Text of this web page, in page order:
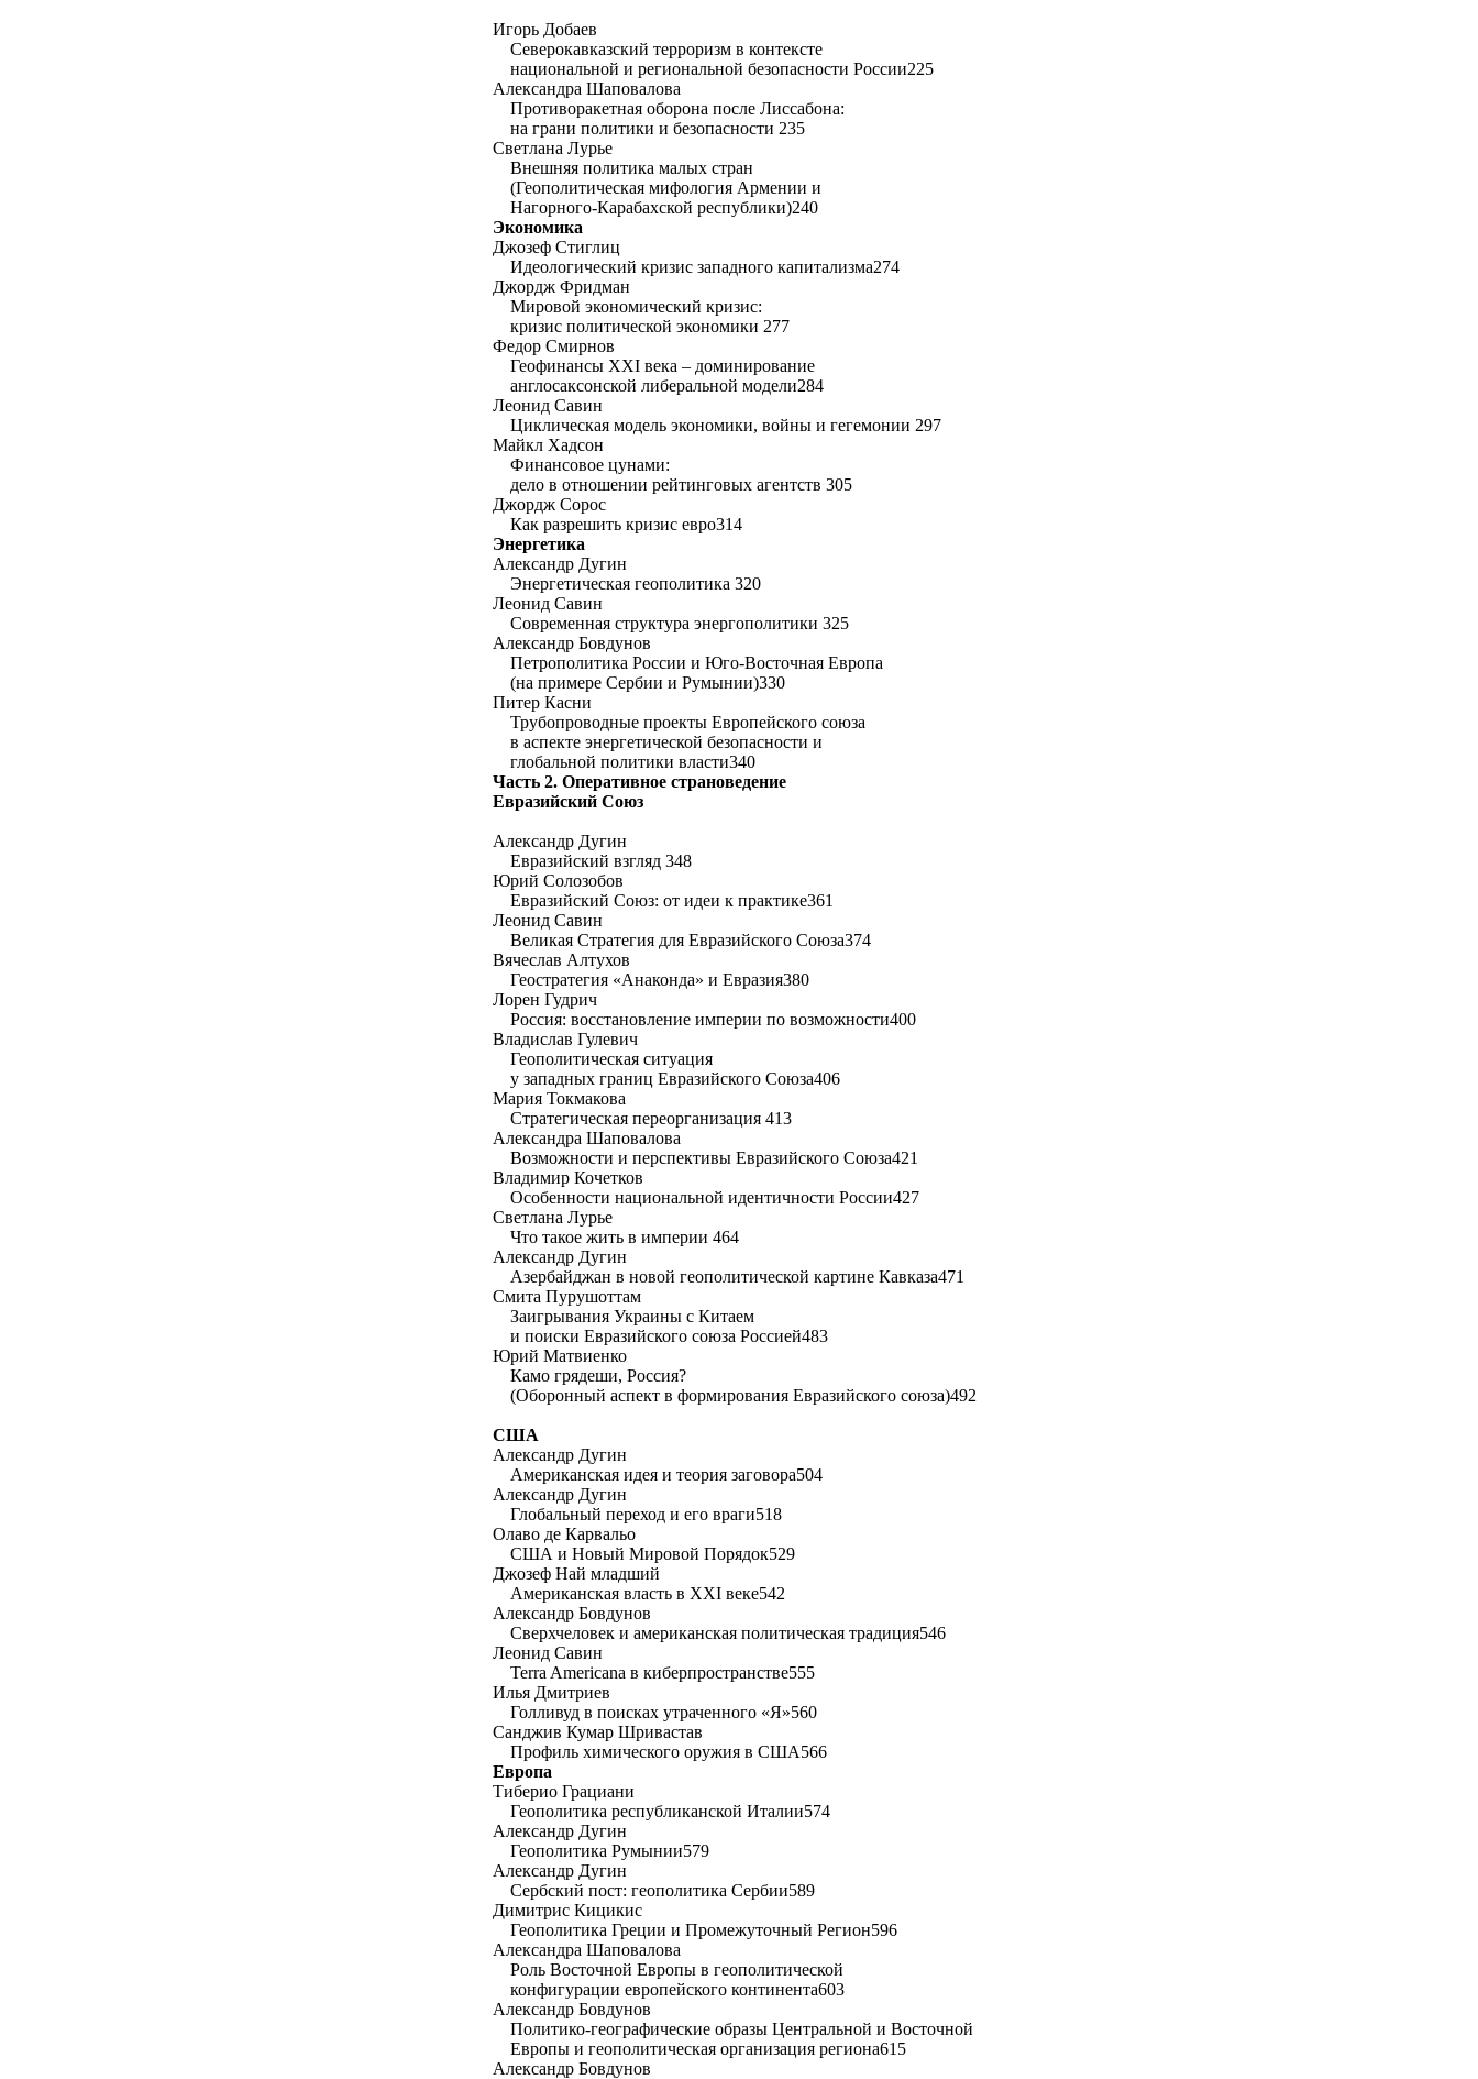
Игорь Добаев
Северокавказский терроризм в контексте
национальной и региональной безопасности России225
Александра Шаповалова
Противоракетная оборона после Лиссабона:
на грани политики и безопасности 235
Светлана Лурье
Внешняя политика малых стран
(Геополитическая мифология Армении и
Нагорного-Карабахской республики)240
Экономика
Джозеф Стиглиц
Идеологический кризис западного капитализма274
Джордж Фридман
Мировой экономический кризис:
кризис политической экономики 277
Федор Смирнов
Геофинансы XXI века – доминирование
англосаксонской либеральной модели284
Леонид Савин
Циклическая модель экономики, войны и гегемонии 297
Майкл Хадсон
Финансовое цунами:
дело в отношении рейтинговых агентств 305
Джордж Сорос
Как разрешить кризис евро314
Энергетика
Александр Дугин
Энергетическая геополитика 320
Леонид Савин
Современная структура энергополитики 325
Александр Бовдунов
Петрополитика России и Юго-Восточная Европа
(на примере Сербии и Румынии)330
Питер Касни
Трубопроводные проекты Европейского союза
в аспекте энергетической безопасности и
глобальной политики власти340
Часть 2. Оперативное страноведение
Евразийский Союз
Александр Дугин
Евразийский взгляд 348
Юрий Солозобов
Евразийский Союз: от идеи к практике361
Леонид Савин
Великая Стратегия для Евразийского Союза374
Вячеслав Алтухов
Геостратегия «Анаконда» и Евразия380
Лорен Гудрич
Россия: восстановление империи по возможности400
Владислав Гулевич
Геополитическая ситуация
у западных границ Евразийского Союза406
Мария Токмакова
Стратегическая переорганизация 413
Александра Шаповалова
Возможности и перспективы Евразийского Союза421
Владимир Кочетков
Особенности национальной идентичности России427
Светлана Лурье
Что такое жить в империи 464
Александр Дугин
Азербайджан в новой геополитической картине Кавказа471
Смита Пурушоттам
Заигрывания Украины с Китаем
и поиски Евразийского союза Россией483
Юрий Матвиенко
Камо грядеши, Россия?
(Оборонный аспект в формирования Евразийского союза)492
США
Александр Дугин
Американская идея и теория заговора504
Александр Дугин
Глобальный переход и его враги518
Олаво де Карвальо
США и Новый Мировой Порядок529
Джозеф Най младший
Американская власть в XXI веке542
Александр Бовдунов
Сверхчеловек и американская политическая традиция546
Леонид Савин
Terra Americana в киберпространстве555
Илья Дмитриев
Голливуд в поисках утраченного «Я»560
Санджив Кумар Шривастав
Профиль химического оружия в США566
Европа
Тиберио Грациани
Геополитика республиканской Италии574
Александр Дугин
Геополитика Румынии579
Александр Дугин
Сербский пост: геополитика Сербии589
Димитриc Кицикис
Геополитика Греции и Промежуточный Регион596
Александра Шаповалова
Роль Восточной Европы в геополитической
конфигурации европейского континента603
Александр Бовдунов
Политико-географические образы Центральной и Восточной
Европы и геополитическая организация региона615
Александр Бовдунов